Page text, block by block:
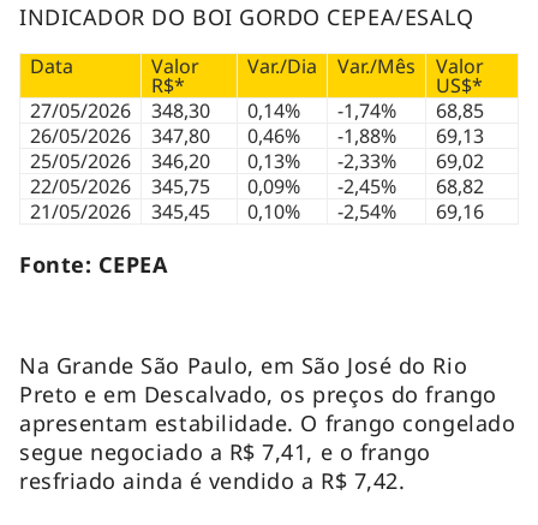
INDICADOR DO BOI GORDO CEPEA/ESALQ
Data Valor
R$*
Var./Dia Var./Mês Valor
US$*
27/05/2026
348,30 0,14% -1,74%
68,85
26/05/2026
347,80 0,46% -1,88%
69,13
25/05/2026
346,20 0,13% -2,33%
69,02
22/05/2026
345,75 0,09% -2,45%
68,82
21/05/2026
345,45 0,10% -2,54% 69,16
Fonte: CEPEA
Na Grande São Paulo, em São José do Rio
Preto e em Descalvado, os preços do frango
apresentam estabilidade. O frango congelado
segue negociado a R$ 7,41, e o frango
resfriado ainda é vendido a R$ 7,42.